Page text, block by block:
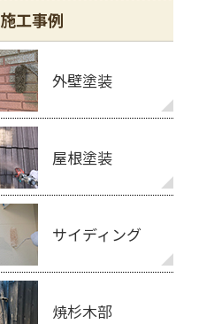
施工事例
外壁塗装
屋根塗装
サイディング
焼杉木部